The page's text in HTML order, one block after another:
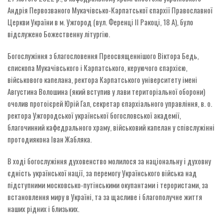
Андрія Первозваного Мукачівсько-Карпатської єпархії Православної
Церкви України в м. Ужгород (вул. Ференці ІІ Ракоці, 18 А), було
відслужено Божественну літургію.
Богослужіння з благословення Преосвященнішого Віктора Бедь,
єпископа Мукачівського і Карпатського, керуючого єпархією,
військового капелана, ректора Карпатського університету імені
Августина Волошина (який вступив у лави територіальної оборони)
очолив протоієрей Юрій Гал, секретар єпархіального управління, в. о.
ректора Ужгородської української богословської академії,
благочинний кафедрального храму, військовий капелан у співслужінні
протодиякона Іван Жабляка.
В ході богослужіння духовенство молилося за національну і духовну
єдність української нації, за перемогу Українського війська над
підступними московсько-путінськими окупантами і терористами, за
встановлення миру в Україні, та за щасливе і благополучне життя
наших рідних і близьких.